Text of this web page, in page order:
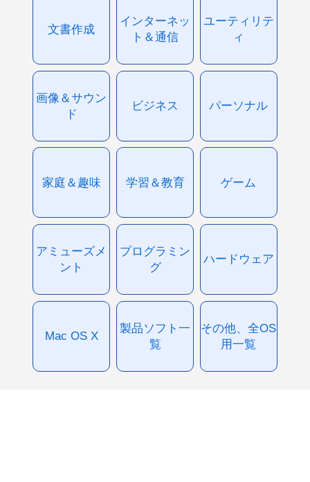
文書作成
インターネッ
ト＆通信
ユーティリテ
ィ
画像＆サウン
ド
ビジネス パーソナル
家庭＆趣味 学習＆教育 ゲーム
アミューズメ
ント
プログラミン
グ
ハードウェア
Mac OS X
製品ソフト一
覧
その他、全OS
用一覧